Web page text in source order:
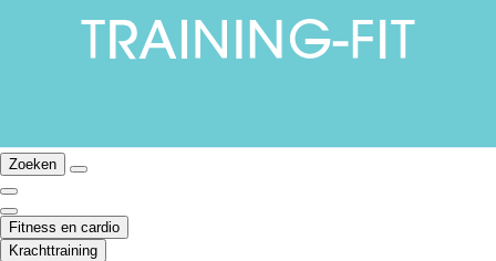
Zoeken
Fitness en cardio
Krachttraining